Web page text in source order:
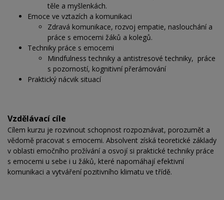
těle a myšlenkách.
Emoce ve vztazích a komunikaci
Zdravá komunikace, rozvoj empatie, naslouchání a
práce s emocemi žáků a kolegů.
Techniky práce s emocemi
Mindfulness techniky a antistresové techniky, práce
s pozorností, kognitivní přerámování
Praktický nácvik situací
Vzdělávací cíle
Cílem kurzu je rozvinout schopnost rozpoznávat, porozumět a
vědomě pracovat s emocemi. Absolvent získá teoretické základy
v oblasti emočního prožívání a osvojí si praktické techniky práce
s emocemi u sebe i u žáků, které napomáhají efektivní
komunikaci a vytváření pozitivního klimatu ve třídě.